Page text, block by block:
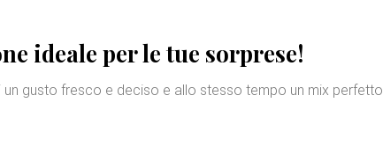
ideale per le tue sorprese!
un gusto fresco e deciso e allo stesso tempo un mix perfetto